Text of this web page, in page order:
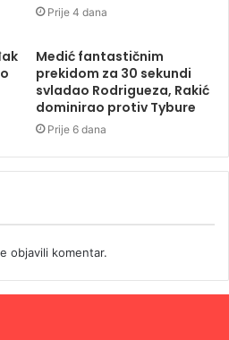
Prije 4 dana
Medić fantastičnim
prekidom za 30 sekundi
svladao Rodrigueza, Rakić
dominirao protiv Tybure
Prije 6 dana
objavili komentar.